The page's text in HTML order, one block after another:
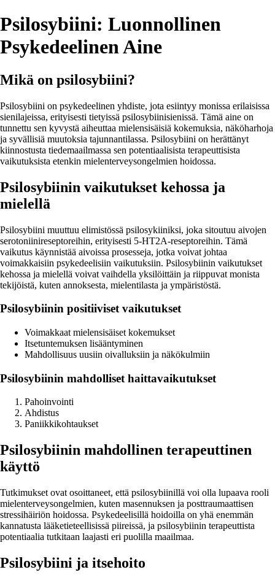
Psilosybiini: Luonnollinen
Psykedeelinen Aine
Mikä on psilosybiini?
Psilosybiini on psykedeelinen yhdiste, jota esiintyy monissa erilaisissa
sienilajeissa, erityisesti tietyissä psilosybiinisienissä. Tämä aine on
tunnettu sen kyvystä aiheuttaa mielensisäisiä kokemuksia, näköharhoja
ja syvällisiä muutoksia tajunnantilassa. Psilosybiini on herättänyt
kiinnostusta tiedemaailmassa sen potentiaalisista terapeuttisista
vaikutuksista etenkin mielenterveysongelmien hoidossa.
Psilosybiinin vaikutukset kehossa ja
mielellä
Psilosybiini muuttuu elimistössä psilosykiiniksi, joka sitoutuu aivojen
serotoniinireseptoreihin, erityisesti 5-HT2A-reseptoreihin. Tämä
vaikutus käynnistää aivoissa prosesseja, jotka voivat johtaa
voimakkaisiin psykedeelisiin vaikutuksiin. Psilosybiinin vaikutukset
kehossa ja mielellä voivat vaihdella yksilöittäin ja riippuvat monista
tekijöistä, kuten annoksesta, mielentilasta ja ympäristöstä.
Psilosybiinin positiiviset vaikutukset
Voimakkaat mielensisäiset kokemukset
Itsetuntemuksen lisääntyminen
Mahdollisuus uusiin oivalluksiin ja näkökulmiin
Psilosybiinin mahdolliset haittavaikutukset
Pahoinvointi
Ahdistus
Paniikkikohtaukset
Psilosybiinin mahdollinen terapeuttinen
käyttö
Tutkimukset ovat osoittaneet, että psilosybiinillä voi olla lupaava rooli
mielenterveysongelmien, kuten masennuksen ja posttraumaattisen
stressihäiriön hoidossa. Psykedeelisillä hoidoilla on yhä enemmän
kannatusta lääketieteellisissä piireissä, ja psilosybiinin terapeuttista
potentiaalia tutkitaan laajasti eri puolilla maailmaa.
Psilosybiini ja itsehoito